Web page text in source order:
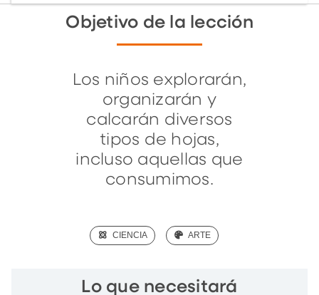
Objetivo de la lección
Los niños explorarán,
organizarán y
calcarán diversos
tipos de hojas,
incluso aquellas que
consumimos.
(SCIENCE)
CIENCIA (ART)
ARTE
Lo que necesitará